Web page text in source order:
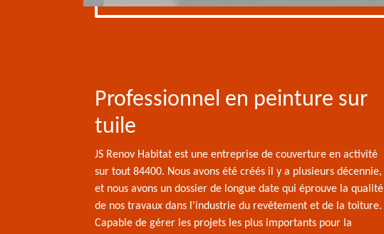
Professionnel en peinture sur
tuile
JS Renov Habitat est une entreprise de couverture en activité
sur tout 84400. Nous avons été créés il y a plusieurs décennie,
et nous avons un dossier de longue date qui éprouve la qualité
de nos travaux dans l'industrie du revêtement et de la toiture.
Capable de gérer les projets les plus importants pour la